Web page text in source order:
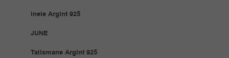
Inele Argint 925
JUNE
Talismane Argint 925